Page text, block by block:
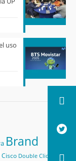
uso
Brand
Cisco Double Click